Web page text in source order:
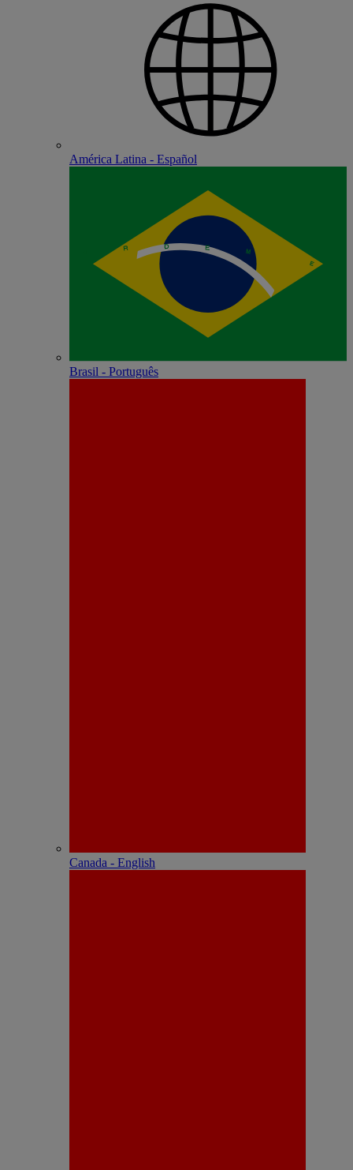
América Latina - Español
Brasil - Português
Canada - English